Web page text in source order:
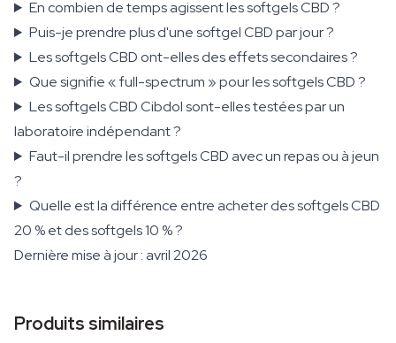
En combien de temps agissent les softgels CBD ?
Puis-je prendre plus d'une softgel CBD par jour ?
Les softgels CBD ont-elles des effets secondaires ?
Que signifie « full-spectrum » pour les softgels CBD ?
Les softgels CBD Cibdol sont-elles testées par un
laboratoire indépendant ?
Faut-il prendre les softgels CBD avec un repas ou à jeun
?
Quelle est la différence entre acheter des softgels CBD
20 % et des softgels 10 % ?
Dernière mise à jour : avril 2026
Produits similaires